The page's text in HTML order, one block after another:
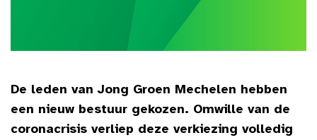
De leden van Jong Groen Mechelen hebben
een nieuw bestuur gekozen. Omwille van de
coronacrisis verliep deze verkiezing volledig